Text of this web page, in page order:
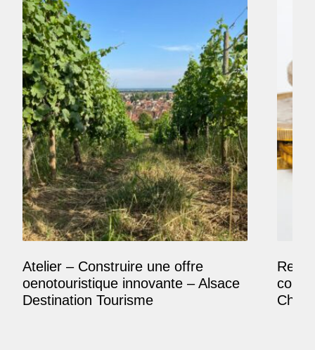
Atelier – Construire une offre
oenotouristique innovante – Alsace
Destination Tourisme